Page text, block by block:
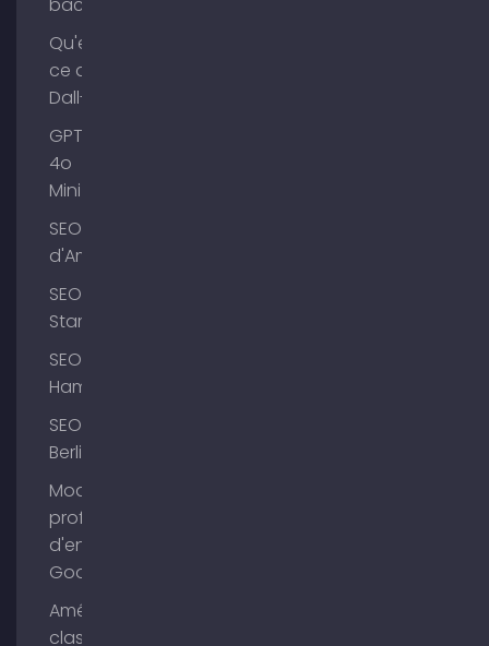
Qu'est-
ce que
Dall-E ?
GPT-
4o
Mini
SEO Lac
d'Ammer
SEO
Starnberg
SEO
Hambourg
SEO
Berlin
Modifier le
profil
d'entreprise
Google
Améliorer le
classement